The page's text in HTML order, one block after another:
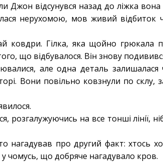
Джон відсунувся назад до ліжка
нерухомою, мов живий відбиток
ковдри. Гілка, яка щойно грюкала
що відбувалося. Він знову
але одна деталь залишалася
Вони повільно ковзнули по склу,
розгалужуючись на все тонші лінії,
нагадував про другий факт: хтось
у чомусь, що добряче нагадувало кров.